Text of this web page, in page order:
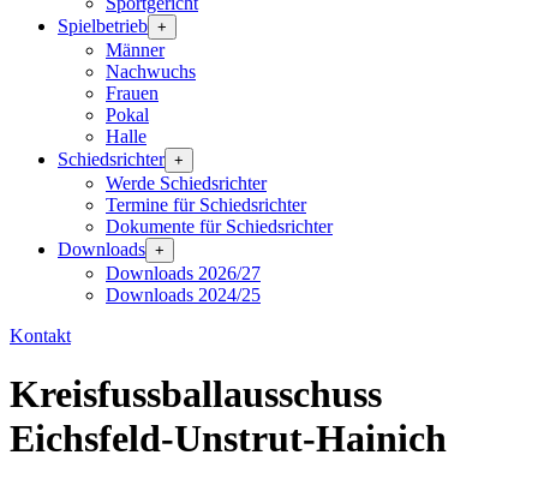
Spielbetrieb +
Männer
Nachwuchs
Frauen
Pokal
Halle
Schiedsrichter +
Werde Schiedsrichter
Termine für Schiedsrichter
Dokumente für Schiedsrichter
Downloads +
Downloads 2026/27
Downloads 2024/25
Kontakt
Kreisfussballausschuss
Eichsfeld-Unstrut-Hainich